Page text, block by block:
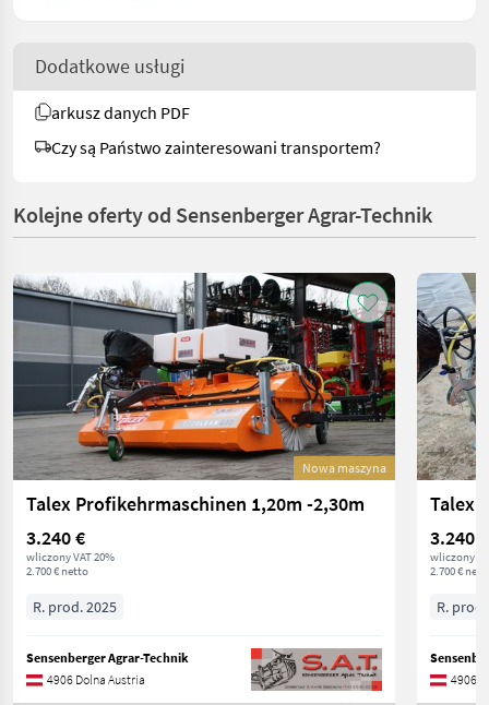
Dodatkowe usługi
arkusz danych PDF
Czy są Państwo zainteresowani transportem?
Kolejne oferty od Sensenberger Agrar-Technik
Nowa maszyna
Talex Profikehrmaschinen 1,20m -2,30m
3.240 €
wliczony VAT 20%
2.700 € netto
R. prod. 2025
Sensenberger Agrar-Technik
4906 Dolna Austria
3.240 €
wliczony
2.700 €
R.
4906